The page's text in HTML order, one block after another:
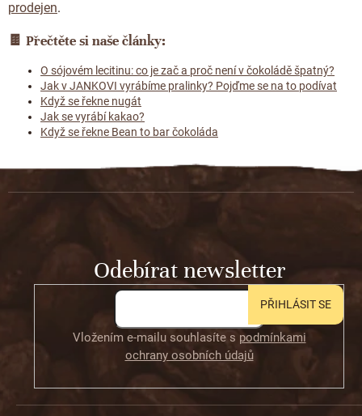
prodejen.
🍫 Přečtěte si naše články:
O sójovém lecitinu: co je zač a proč není v čokoládě špatný?
Jak v JANKOVI vyrábíme pralinky? Pojďme se na to podívat
Když se řekne nugát
Jak se vyrábí kakao?
Když se řekne Bean to bar čokoláda
Z
Odebírat newsletter
Vložením e-mailu souhlasíte s podmínkami
ochrany osobních údajů
PŘIHLÁSIT SE